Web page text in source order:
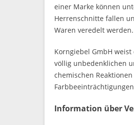
einer Marke können
Herrenschnitte fallen
Waren veredelt werden.
Korngiebel GmbH
völlig unbedenklichen
chemischen
Information über